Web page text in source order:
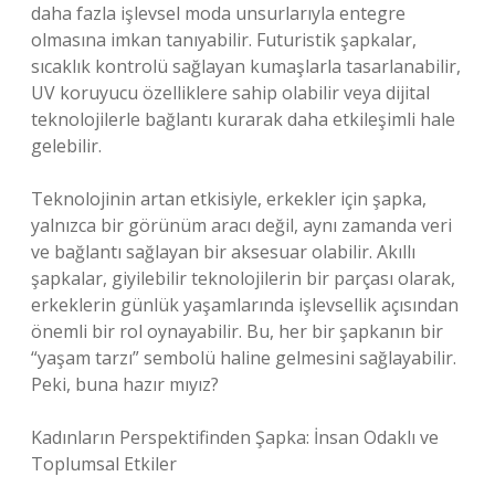
daha fazla işlevsel moda unsurlarıyla entegre
olmasına imkan tanıyabilir. Futuristik şapkalar,
sıcaklık kontrolü sağlayan kumaşlarla tasarlanabilir,
UV koruyucu özelliklere sahip olabilir veya dijital
teknolojilerle bağlantı kurarak daha etkileşimli hale
gelebilir.
Teknolojinin artan etkisiyle, erkekler için şapka,
yalnızca bir görünüm aracı değil, aynı zamanda veri
ve bağlantı sağlayan bir aksesuar olabilir. Akıllı
şapkalar, giyilebilir teknolojilerin bir parçası olarak,
erkeklerin günlük yaşamlarında işlevsellik açısından
önemli bir rol oynayabilir. Bu, her bir şapkanın bir
“yaşam tarzı” sembolü haline gelmesini sağlayabilir.
Peki, buna hazır mıyız?
Kadınların Perspektifinden Şapka: İnsan Odaklı ve
Toplumsal Etkiler